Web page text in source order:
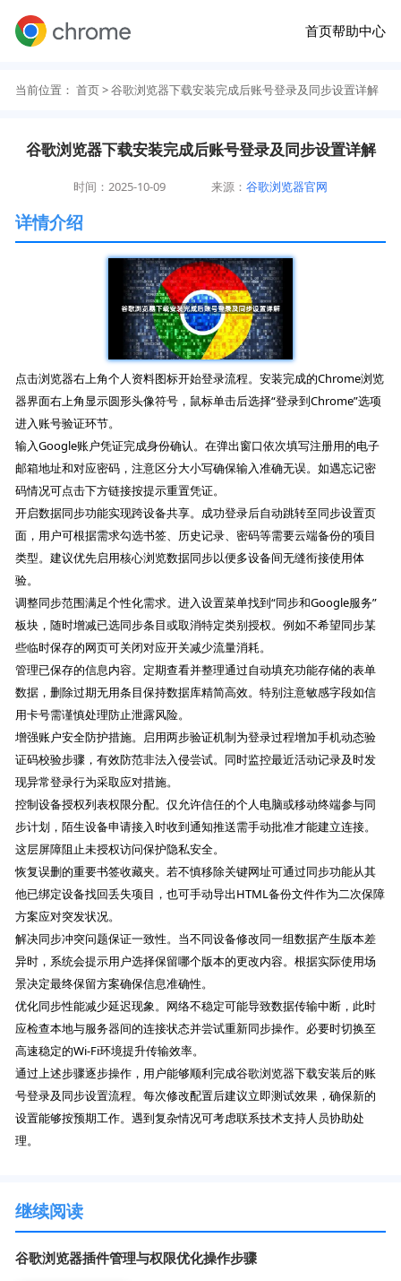
首页帮助中心
当前位置： 首页> 谷歌浏览器下载安装完成后账号登录及同步设置详解
谷歌浏览器下载安装完成后账号登录及同步设置详解
时间：2025-10-09 来源：谷歌浏览器官网
详情介绍
点击浏览器右上角个人资料图标开始登录流程。安装完成的Chrome浏览
器界面右上角显示圆形头像符号，鼠标单击后选择“登录到Chrome”选项
进入账号验证环节。
输入Google账户凭证完成身份确认。在弹出窗口依次填写注册用的电子
邮箱地址和对应密码，注意区分大小写确保输入准确无误。如遇忘记密
码情况可点击下方链接按提示重置凭证。
开启数据同步功能实现跨设备共享。成功登录后自动跳转至同步设置页
面，用户可根据需求勾选书签、历史记录、密码等需要云端备份的项目
类型。建议优先启用核心浏览数据同步以便多设备间无缝衔接使用体
验。
调整同步范围满足个性化需求。进入设置菜单找到“同步和Google服务”
板块，随时增减已选同步条目或取消特定类别授权。例如不希望同步某
些临时保存的网页可关闭对应开关减少流量消耗。
管理已保存的信息内容。定期查看并整理通过自动填充功能存储的表单
数据，删除过期无用条目保持数据库精简高效。特别注意敏感字段如信
用卡号需谨慎处理防止泄露风险。
增强账户安全防护措施。启用两步验证机制为登录过程增加手机动态验
证码校验步骤，有效防范非法入侵尝试。同时监控最近活动记录及时发
现异常登录行为采取应对措施。
控制设备授权列表权限分配。仅允许信任的个人电脑或移动终端参与同
步计划，陌生设备申请接入时收到通知推送需手动批准才能建立连接。
这层屏障阻止未授权访问保护隐私安全。
恢复误删的重要书签收藏夹。若不慎移除关键网址可通过同步功能从其
他已绑定设备找回丢失项目，也可手动导出HTML备份文件作为二次保障
方案应对突发状况。
解决同步冲突问题保证一致性。当不同设备修改同一组数据产生版本差
异时，系统会提示用户选择保留哪个版本的更改内容。根据实际使用场
景决定最终保留方案确保信息准确性。
优化同步性能减少延迟现象。网络不稳定可能导致数据传输中断，此时
应检查本地与服务器间的连接状态并尝试重新同步操作。必要时切换至
高速稳定的Wi-Fi环境提升传输效率。
通过上述步骤逐步操作，用户能够顺利完成谷歌浏览器下载安装后的账
号登录及同步设置流程。每次修改配置后建议立即测试效果，确保新的
设置能够按预期工作。遇到复杂情况可考虑联系技术支持人员协助处
理。
继续阅读
谷歌浏览器插件管理与权限优化操作步骤